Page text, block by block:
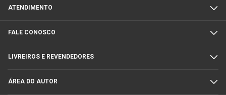
ATENDIMENTO
FALE CONOSCO
LIVREIROS E REVENDEDORES
ÁREA DO AUTOR